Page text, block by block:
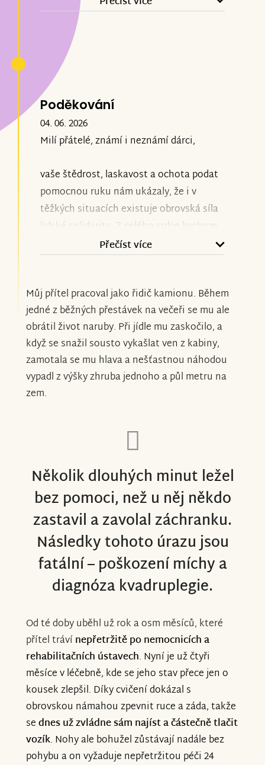
někdo přispěl korunou nebo velkou
částkou. Pro nás má každý dar stejnou
hodnotu, protože za každým stojí člověk,
který se rozhodl pomoci. A právě to je pro
nás to nejcennější. Jsme hluboce vděční
za vaši laskavost, podporu a dobrá srdce.
Díky vám máme sílu a naději jít dál.
Děkujeme. ❤️
Poděkování
04. 06. 2026
Milí přátelé, známí i neznámí dárci,
vaše štědrost, laskavost a ochota podat
pomocnou ruku nám ukázaly, že i v
těžkých situacích existuje obrovská síla
lidské solidarity. Z celého srdce bychom
chtěly poděkovat každému, kdo se
se spojí, aby nám pomohli. O to větší je
naše vděčnost za každý příspěvek,
povzbudivé slovo i sdílení sbírky. Nikdy
nedokážeme dostatečně vyjádřit, jak si
vaší pomoci vážíme. Děkujeme, že jste se
stali součástí našeho příběhu a že v tom
nejsme sami. Díky vám máme větší
vše, co potřebuje pro svůj život a
DĚKUJEME.
S hlubokou vděčnostíPepa a Eva
Přečíst více
Můj přítel pracoval jako řidič kamionu. Během
jedné z běžných přestávek na večeři se mu ale
obrátil život naruby. Při jídle mu zaskočilo, a
když se snažil sousto vykašlat ven z kabiny,
zamotala se mu hlava a nešťastnou náhodou
vypadl z výšky zhruba jednoho a půl metru na
zem.
Několik dlouhých minut ležel
bez pomoci, než u něj někdo
zastavil a zavolal záchranku.
Následky tohoto úrazu jsou
fatální – poškození míchy a
diagnóza kvadruplegie.
Od té doby uběhl už rok a osm měsíců, které
přítel trávínepřetržitě po nemocnicích a
rehabilitačních ústavech. Nyní je už čtyři
měsíce v léčebně, kde se jeho stav přece jen o
kousek zlepšil. Díky cvičení dokázal s
obrovskou námahou zpevnit ruce a záda, takže
sednes už zvládne sám najíst ačástečně tlačit
vozík. Nohy ale bohužel zůstávají nadále bez
pohybu a on vyžaduje nepřetržitou péči 24